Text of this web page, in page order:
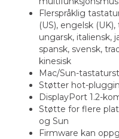
Flerspråklig
(US), engelsk
ungarsk, italiensk,
spansk, svensk,
kinesisk
Mac/Sun-
Støtter hot-
DisplayPort 1.2-
Støtte for flere
og Sun
Firmware kan